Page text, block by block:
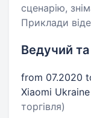
сценарію,
Приклади
Ведучий
from 07.2020
Xiaomi
торгівля)